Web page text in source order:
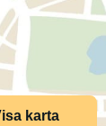
karta